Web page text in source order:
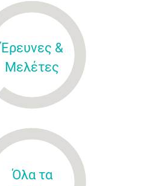
Έρευνες &
Μελέτες
Όλα τα